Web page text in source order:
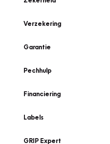
Verzekering
Garantie
Pechhulp
Financiering
Labels
GRIP Expert